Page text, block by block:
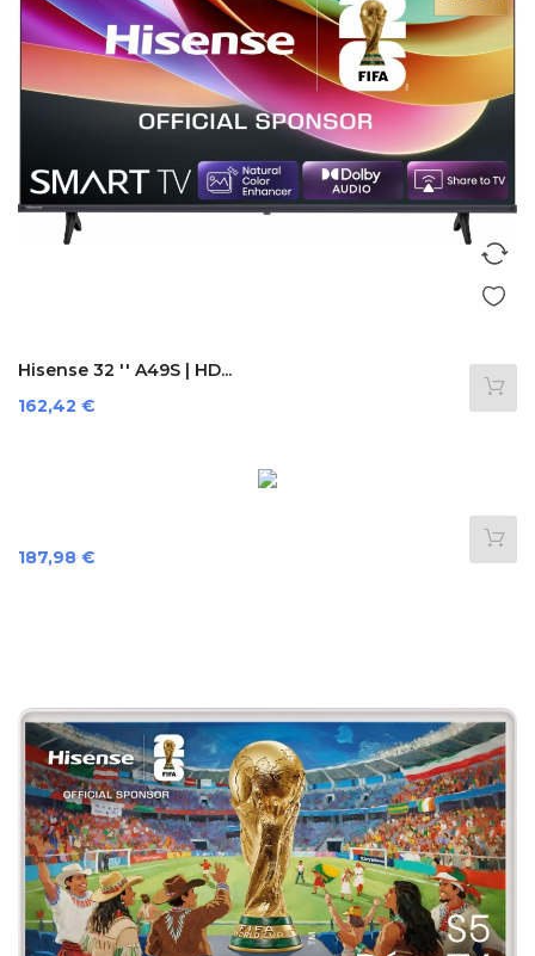
Hisense 32 '' A49S | HD...
Preis
162,42 €
Preis
187,98 €